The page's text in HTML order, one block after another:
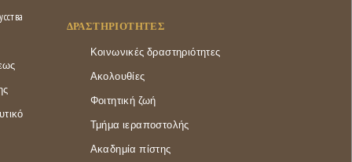
ΔΡΑΣΤΗΡΙΌΤΗΤΕΣ
Κοινωνικές δραστηριότητες
Ακολουθίες
Φοιτητική ζωή
Τμήμα ιεραποστολής
Ακαδημία πίστης